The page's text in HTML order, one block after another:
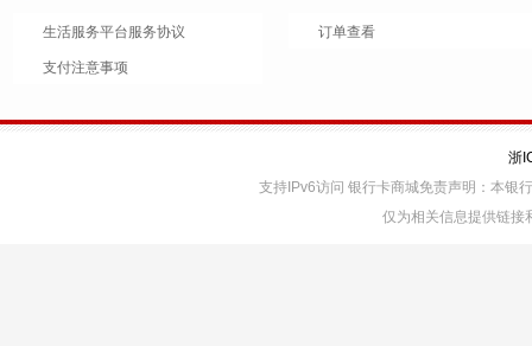
生活服务平台服务协议
支付注意事项
订单查看
浙
支持IPv6访问 银行卡商城免责声明：本银
仅为相关信息提供链接